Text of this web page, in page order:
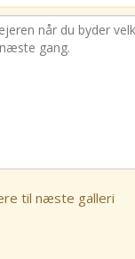
til næste galleri